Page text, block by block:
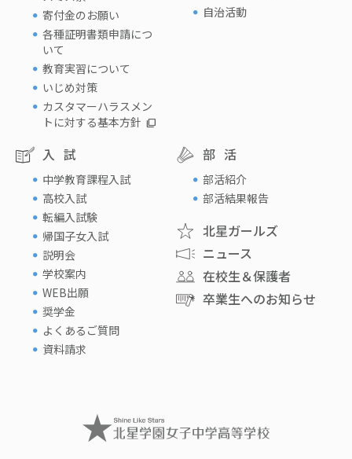
寄付金のお願い
各種証明書類申請につ
いて
教育実習について
いじめ対策
カスタマーハラスメン
トに対する基本方針
自治活動
入試
中学教育課程入試
高校入試
転編入試験
帰国子女入試
説明会
学校案内
WEB出願
奨学金
よくあるご質問
資料請求
部活
部活紹介
部活結果報告
北星ガールズ
ニュース
在校生＆保護者
卒業生へのお知らせ